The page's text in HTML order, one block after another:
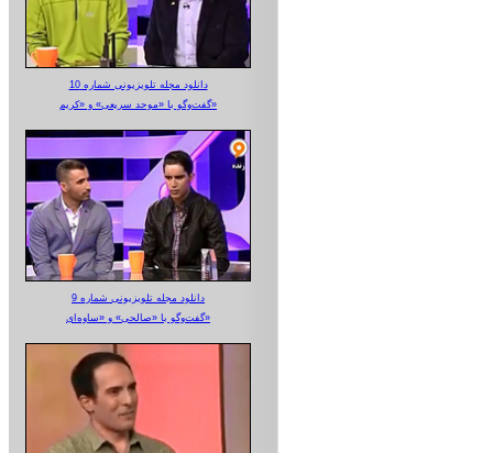
دانلود مجله تلویزیونی شماره 10
گفت‌وگو با «موحد سریعی» و «کریم»
دانلود مجله تلویزیونی شماره 9
گفت‌وگو با «صالحی» و «ساوه‌ای»